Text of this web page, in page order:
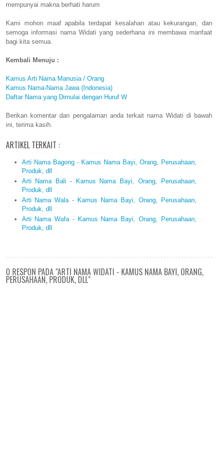
mempunyai makna berhati harum
Kami mohon maaf apabila terdapat kesalahan atau kekurangan, dan
semoga informasi nama Widati yang sederhana ini membawa manfaat
bagi kita semua.
Kembali Menuju :
Kamus Arti Nama Manusia / Orang
Kamus Nama-Nama Jawa (Indonesia)
Daftar Nama yang Dimulai dengan Huruf W
Berikan komentar dan pengalaman anda terkait nama Widati di bawah
ini, terima kasih.
ARTIKEL TERKAIT :
Arti Nama Bagong - Kamus Nama Bayi, Orang, Perusahaan,
Produk, dll
Arti Nama Bali - Kamus Nama Bayi, Orang, Perusahaan,
Produk, dll
Arti Nama Wala - Kamus Nama Bayi, Orang, Perusahaan,
Produk, dll
Arti Nama Wafa - Kamus Nama Bayi, Orang, Perusahaan,
Produk, dll
0 RESPON PADA "ARTI NAMA WIDATI - KAMUS NAMA BAYI, ORANG,
PERUSAHAAN, PRODUK, DLL"